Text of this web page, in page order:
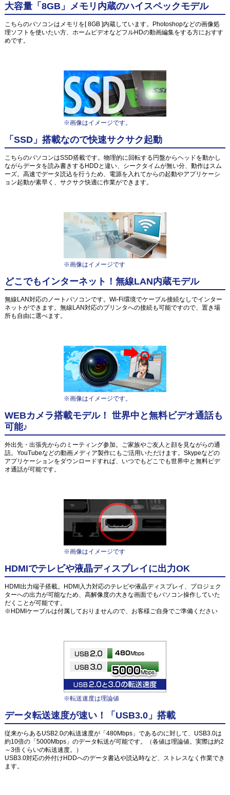
大容量「8GB」メモリ内蔵のハイスペックモデル
こちらのパソコンはメモリを[ 8GB ]内蔵しています。Photoshopなどの画像処
理ソフトを使いたい方、ホームビデオなどフルHDの動画編集をする方におすす
めです。
※画像はイメージです。
「SSD」搭載なので快速サクサク起動
こちらのパソコンはSSD搭載です。物理的に回転する円盤からヘッドを動かし
ながらデータを読み書きするHDDと違い、シークタイムが無い分、動作はスム
ーズ。高速でデータ読込を行うため、電源を入れてからの起動やアプリケーシ
ョン起動が素早く、サクサク快適に作業ができます。
※画像はイメージです
どこでもインターネット！無線LAN内蔵モデル
無線LAN対応のノートパソコンです。Wi-Fi環境でケーブル接続なしでインター
ネットができます。無線LAN対応のプリンタへの接続も可能ですので、置き場
所も自由に選べます。
※画像はイメージです。
WEBカメラ搭載モデル！ 世界中と無料ビデオ通話も
可能♪
外出先・出張先からのミーティング参加。ご家族やご友人と顔を見ながらの通
話。YouTubeなどの動画メディア製作にもご活用いただけます。Skypeなどの
アプリケーションをダウンロードすれば、いつでもどこでも世界中と無料ビデ
オ通話が可能です。
※画像はイメージです
HDMIでテレビや液晶ディスプレイに出力OK
HDMI出力端子搭載。HDMI入力対応のテレビや液晶ディスプレイ、プロジェク
ターへの出力が可能なため、高解像度の大きな画面でもパソコン操作していた
だくことが可能です。
※HDMIケーブルは付属しておりませんので、お客様ご自身でご準備ください
※転送速度は理論値
データ転送速度が速い！「USB3.0」搭載
従来からあるUSB2.0の転送速度が「480Mbps」であるのに対して、USB3.0は
約10倍の「5000Mbps」のデータ転送が可能です。（各値は理論値。実際は約2
～3倍くらいの転送速度。）
USB3.0対応の外付けHDDへのデータ書込や読込時など、ストレスなく作業でき
ます。